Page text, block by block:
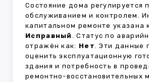
Состояние дома регулируется
обслуживанием и контролем.
капитальном ремонте указана
Исправный . Статус по
отражён как: Нет. Эти данные
оценить эксплуатационную
здания и потребность в
ремонтно-восстановительных